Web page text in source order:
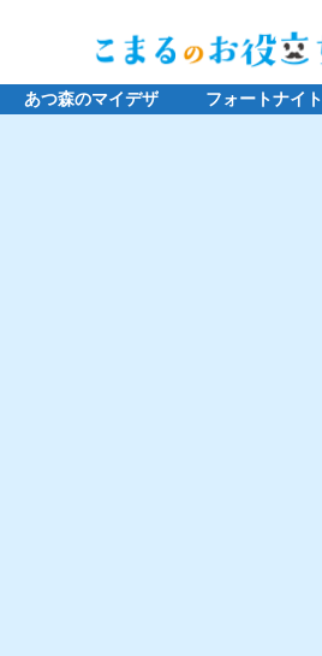
あつ森のマイデザ フォートナイト